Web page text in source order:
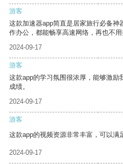
游客
这款加速器app简直是居家旅行必备
作办公，都能畅享高速网络，再也不用
2024-09-17
游客
这款app的学习氛围很浓厚，能够激励
成绩。
2024-09-17
游客
这款app的视频资源非常丰富，可以满
2024-09-17